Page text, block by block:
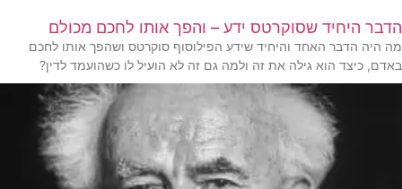
הדבר היחיד שסוקרטס ידע – והפך אותו לחכם מכולם
מה היה הדבר האחד והיחיד שידע הפילוסוף סוקרטס ושהפך אותו לחכם
באדם, כיצד הוא גילה את זה ולמה גם זה לא הועיל לו כשהועמד לדין?